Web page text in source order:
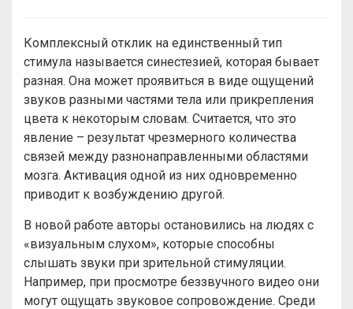
Комплексный отклик на единственный тип
стимула называется синестезией, которая бывает
разная. Она может проявиться в виде ощущений
звуков разными частями тела или прикрепления
цвета к некоторым словам. Считается, что это
явление – результат чрезмерного количества
связей между разнонаправленными областями
мозга. Активация одной из них одновременно
приводит к возбуждению другой.
В новой работе авторы остановились на людях с
«визуальным слухом», которые способны
слышать звуки при зрительной стимуляции.
Например, при просмотре беззвучного видео они
могут ощущать звуковое сопровождение. Среди